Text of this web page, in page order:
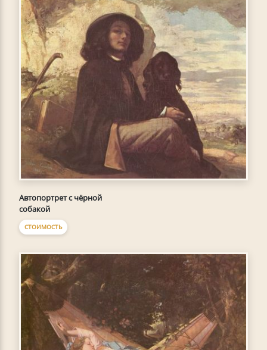
Автопортрет с чёрной
собакой
СТОИМОСТЬ